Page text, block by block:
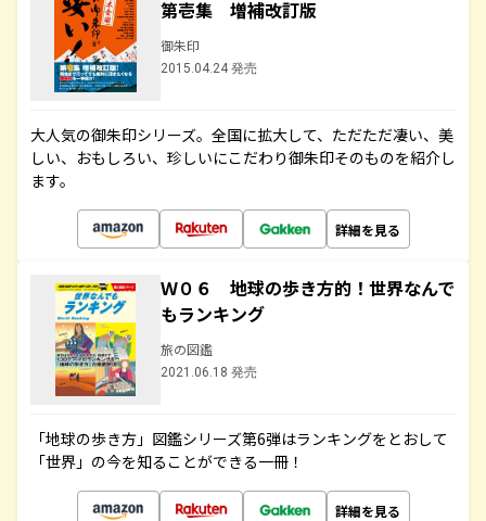
第壱集 増補改訂版
御朱印
2015.04.24 発売
大人気の御朱印シリーズ。全国に拡大して、ただただ凄い、美
しい、おもしろい、珍しいにこだわり御朱印そのものを紹介し
ます。
詳細を見る
Ｗ０６ 地球の歩き方的！世界なんで
もランキング
旅の図鑑
2021.06.18 発売
「地球の歩き方」図鑑シリーズ第6弾はランキングをとおして
「世界」の今を知ることができる一冊！
詳細を見る